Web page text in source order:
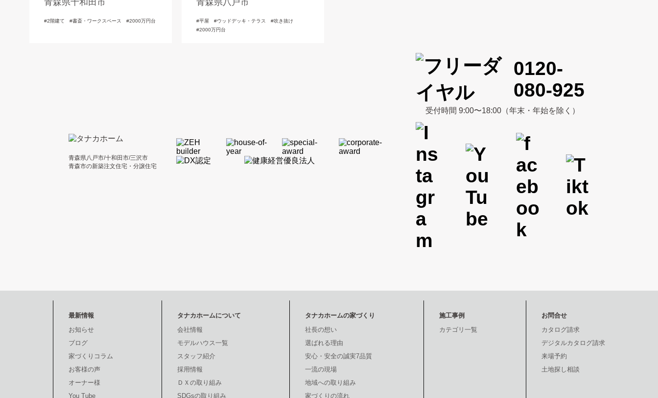
青森県十和田市
2階建て 書斎・ワークスペース 2000万円台
青森県八戸市
平屋 ウッドデッキ・テラス
吹き抜け
2000万円台
青森県八戸市/十和田市/三沢市
青森市の新築注文住宅・分譲住宅
0120-
080-925
受付時間 9:00〜18:00（年末・年始を除く）
最新情報
お知らせ
ブログ
家づくりコラム
お客様の声
オーナー様
You Tube
タナカホームについて
会社情報
モデルハウス一覧
スタッフ紹介
採用情報
ＤＸの取り組み
SDGsの取り組み
タナカホームの家づくり
社長の想い
選ばれる理由
安心・安全の誠実7品質
一流の現場
地域への取り組み
家づくりの流れ
施工事例
カテゴリ一覧
お問合せ
カタログ請求
デジタルカタログ請求
来場予約
土地探し相談